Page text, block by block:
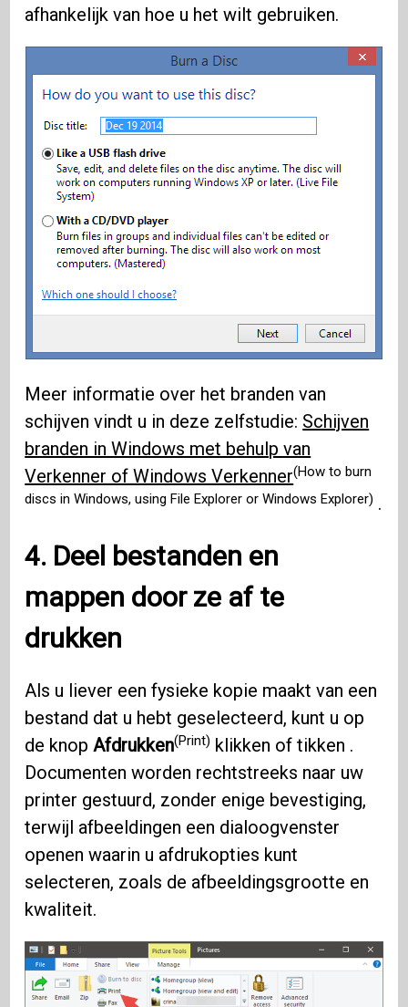
afhankelijk van hoe u het wilt gebruiken.
Meer informatie over het branden van
schijven vindt u in deze zelfstudie: Schijven
branden in Windows met behulp van
Verkenner of Windows Verkenner(How to burn
discs in Windows, using File Explorer or Windows Explorer) .
4. Deel bestanden en
mappen door ze af te
drukken
Als u liever een fysieke kopie maakt van een
bestand dat u hebt geselecteerd, kunt u op
de knopAfdrukken(Print) klikken of tikken .
Documenten worden rechtstreeks naar uw
printer gestuurd, zonder enige bevestiging,
terwijl afbeeldingen een dialoogvenster
openen waarin u afdrukopties kunt
selecteren, zoals de afbeeldingsgrootte en
kwaliteit.